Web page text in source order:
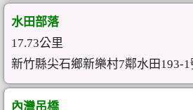
水田部落
17.73公里
新竹縣尖石鄉新樂村7鄰水田193-1
內灣吊橋